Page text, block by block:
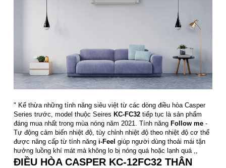
" Kế thừa những tính năng siêu việt từ các dòng điều hòa Casper
Series trước, model thuộc Seires KC-FC32 tiếp tục là sản phẩm
đáng mua nhất trong mùa nóng năm 2021. Tính năng Follow me -
Tự động cảm biến nhiệt độ, tùy chỉnh nhiệt độ theo nhiệt độ cơ thể
được nâng cấp từ tính năng i-Feel giúp người dùng thoải mái tận
hưởng luồng khí mát mà không lo bị nóng quá hoặc lạnh quá ,,
ĐIỀU HÒA CASPER KC-12FC32 THÂN